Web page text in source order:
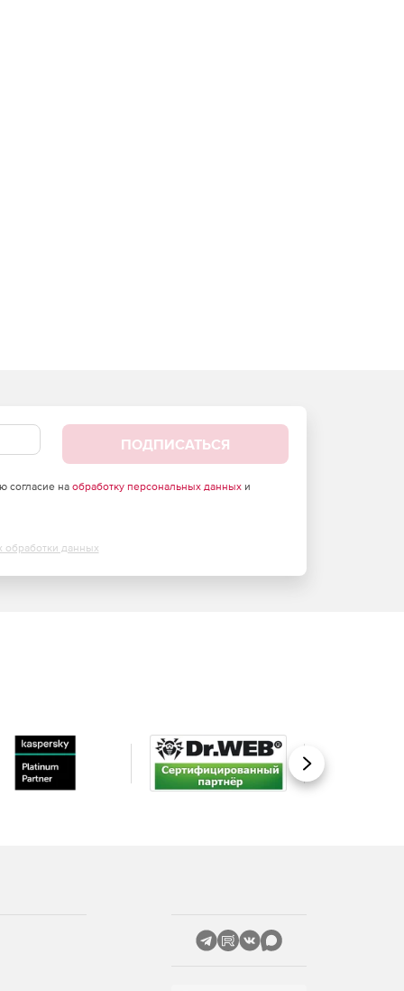
ПОДПИСАТЬСЯ
согласие на обработку персональных данныхи
обработки данных
Вперед